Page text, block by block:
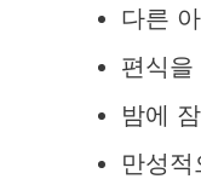
다른
편식을
밤에
만성